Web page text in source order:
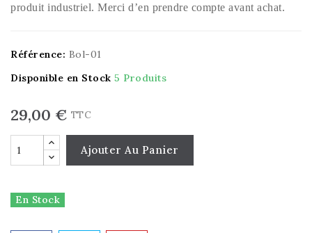
produit industriel. Merci d’en prendre compte avant achat.
Référence: Bol-01
Disponible en Stock 5 Produits
29,00 € TTC
Ajouter Au Panier
En Stock